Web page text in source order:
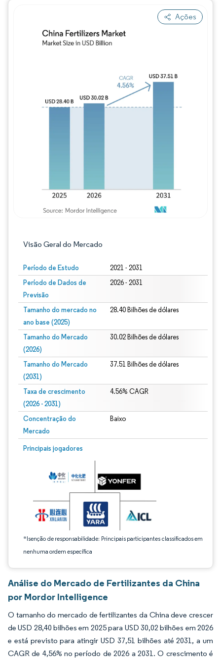
Ações
Visão Geral do Mercado
Período de Estudo 2021 - 2031
Período de Dados de
Previsão
2026 - 2031
Tamanho do mercado no
ano base (2025)
28.40 Bilhões de dólares
Tamanho do Mercado
(2026)
30.02 Bilhões de dólares
Tamanho do Mercado
(2031)
37.51 Bilhões de dólares
Taxa de crescimento
(2026 - 2031)
4.56% CAGR
Concentração do
Mercado
Baixo
Principais jogadores
*Isenção de responsabilidade: Principais participantes classificados em
nenhuma ordem específica
Imagem © Mordor Intelligence. O reuso requer atribuição conforme CC BY 4.0.
Análise do Mercado de Fertilizantes da China
por Mordor Intelligence
O tamanho do mercado de fertilizantes da China deve crescer
de USD 28,40 bilhões em 2025 para USD 30,02 bilhões em 2026
e está previsto para atingir USD 37,51 bilhões até 2031, a um
CAGR de 4,56% no período de 2026 a 2031. O crescimento é